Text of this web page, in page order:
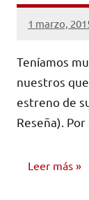
1 marzo,
No
comentarios
Teníamos
nuestros
estreno de
Reseña).
Leer más